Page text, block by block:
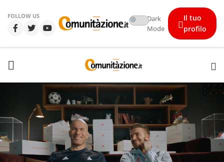
FOLLOW US
Dark
Mode
Il tuo
profilo